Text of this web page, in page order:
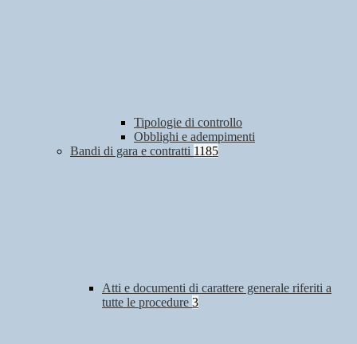
Tipologie di controllo
Obblighi e adempimenti
Bandi di gara e contratti 1185
Atti e documenti di carattere generale riferiti a
tutte le procedure 3